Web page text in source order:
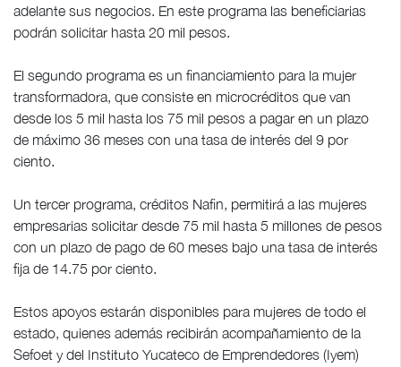
adelante sus negocios. En este programa las beneficiarias
podrán solicitar hasta 20 mil pesos.
El segundo programa es un financiamiento para la mujer
transformadora, que consiste en microcréditos que van
desde los 5 mil hasta los 75 mil pesos a pagar en un plazo
de máximo 36 meses con una tasa de interés del 9 por
ciento.
Un tercer programa, créditos Nafin, permitirá a las mujeres
empresarias solicitar desde 75 mil hasta 5 millones de pesos
con un plazo de pago de 60 meses bajo una tasa de interés
fija de 14.75 por ciento.
Estos apoyos estarán disponibles para mujeres de todo el
estado, quienes además recibirán acompañamiento de la
Sefoet y del Instituto Yucateco de Emprendedores (Iyem)